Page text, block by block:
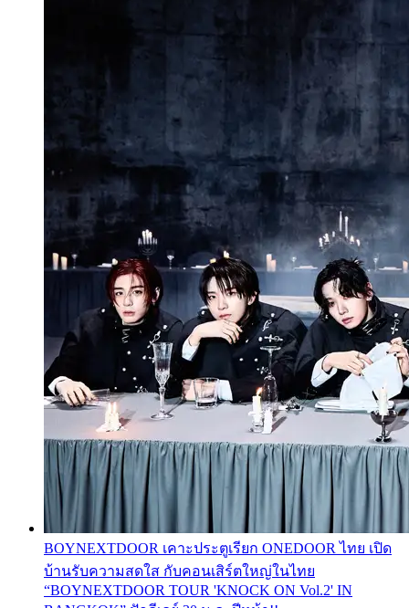
BOYNEXTDOOR เคาะประตูเรียก ONEDOOR ไทย เปิด
บ้านรับความสดใส กับคอนเสิร์ตใหญ่ในไทย
“BOYNEXTDOOR TOUR 'KNOCK ON Vol.2' IN